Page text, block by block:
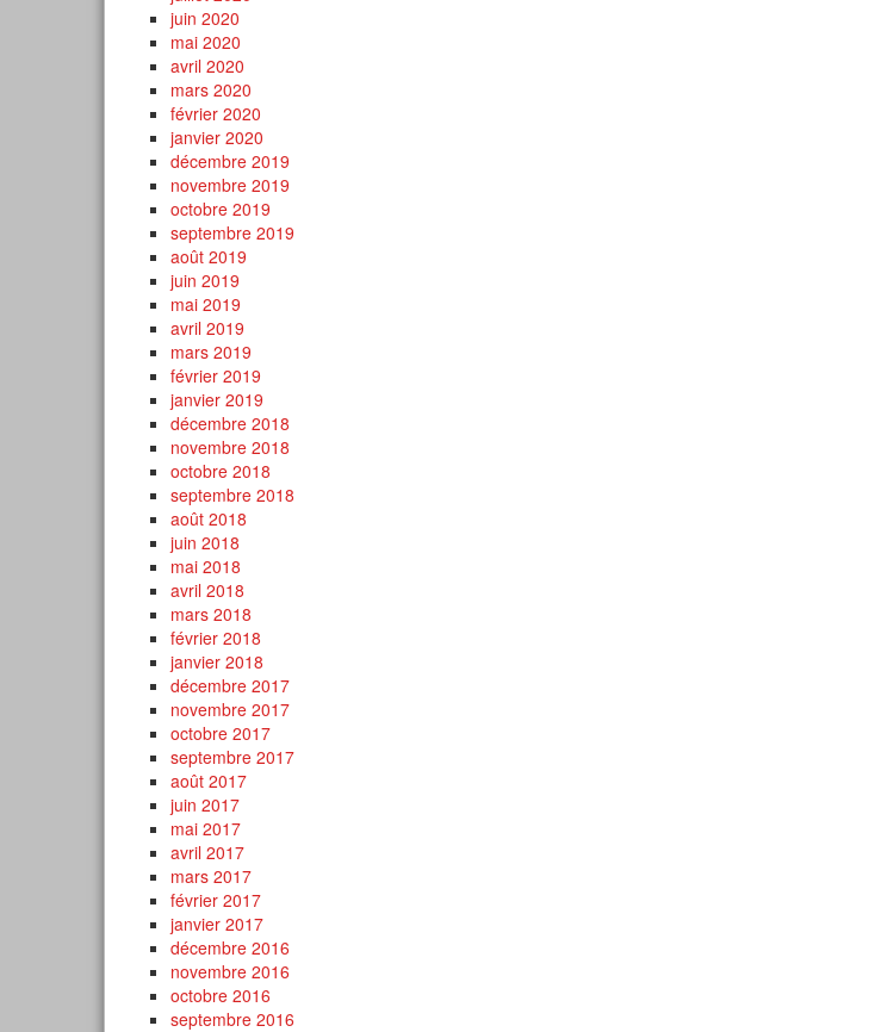
juin 2020
mai 2020
avril 2020
mars 2020
février 2020
janvier 2020
décembre 2019
novembre 2019
octobre 2019
septembre 2019
août 2019
juin 2019
mai 2019
avril 2019
mars 2019
février 2019
janvier 2019
décembre 2018
novembre 2018
octobre 2018
septembre 2018
août 2018
juin 2018
mai 2018
avril 2018
mars 2018
février 2018
janvier 2018
décembre 2017
novembre 2017
octobre 2017
septembre 2017
août 2017
juin 2017
mai 2017
avril 2017
mars 2017
février 2017
janvier 2017
décembre 2016
novembre 2016
octobre 2016
septembre 2016